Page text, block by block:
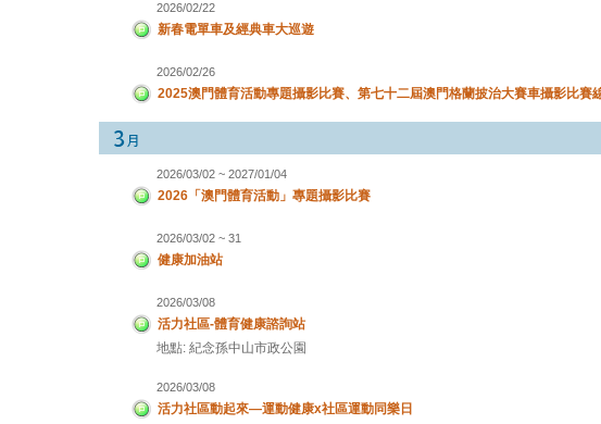
2026/02/22
新春電單車及經典車大巡遊
2026/02/26
2025澳門體育活動專題攝影比賽、第七十二屆澳門格蘭披治大賽車攝影比賽
2026/03/02 ~ 2027/01/04
2026「澳門體育活動」專題攝影比賽
2026/03/02 ~ 31
健康加油站
2026/03/08
活力社區-體育健康諮詢站
地點: 紀念孫中山市政公園
2026/03/08
活力社區動起來—運動健康x社區運動同樂日